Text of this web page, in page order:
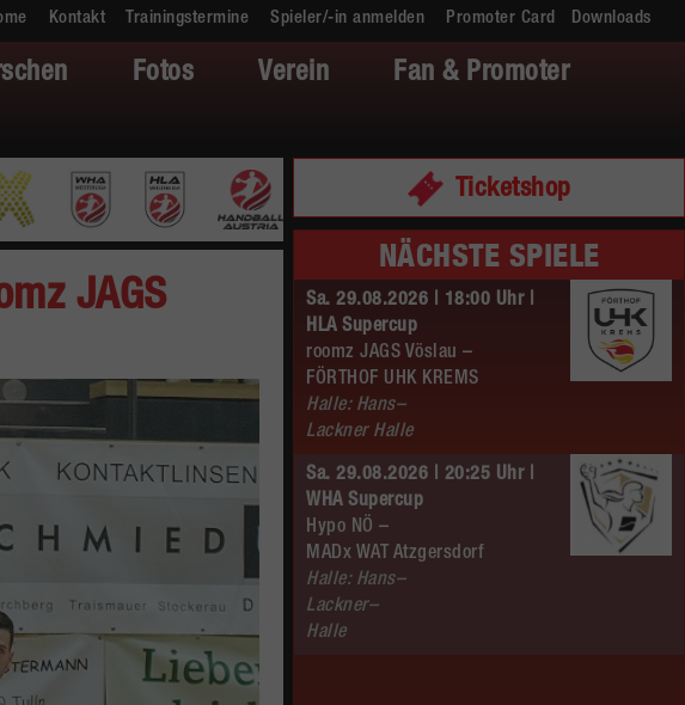
Kontakt Trainingstermine Spieler/-in anmelden Promoter Card Downloads
Fotos Verein
Fan & Promoter
JAGS
Ticketshop
NÄCHSTE SPIELE
Sa. 29.08.2026 | 18:00 Uhr |
HLA Supercup
roomz JAGS Vöslau –
FÖRTHOF UHK KREMS
Halle: Hans–
Lackner Halle
Sa. 29.08.2026 | 20:25 Uhr |
WHA Supercup
Hypo NÖ –
MADx WAT Atzgersdorf
Halle: Hans–
Lackner–
Halle